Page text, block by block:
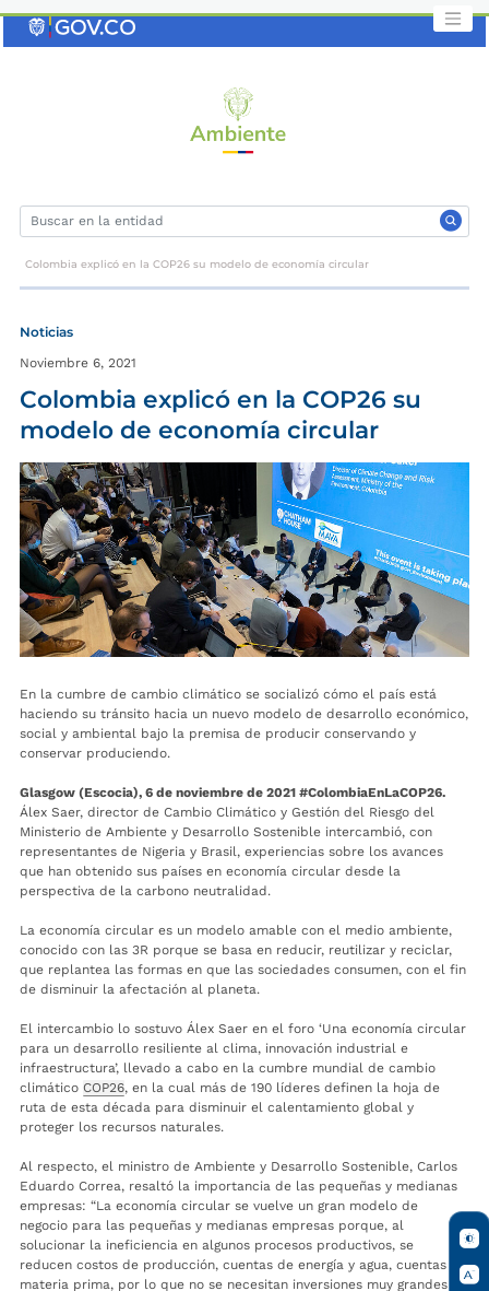
Colombia explicó en la COP26 su modelo de economía circular
Noticias
Noviembre 6, 2021
Colombia explicó en la COP26 su
modelo de economía circular
En la cumbre de cambio climático se socializó cómo el país está
haciendo su tránsito hacia un nuevo modelo de desarrollo económico,
social y ambiental bajo la premisa de producir conservando y
conservar produciendo.
Glasgow (Escocia), 6 de noviembre de 2021 #ColombiaEnLaCOP26.
Álex Saer, director de Cambio Climático y Gestión del Riesgo del
Ministerio de Ambiente y Desarrollo Sostenible intercambió, con
representantes de Nigeria y Brasil, experiencias sobre los avances
que han obtenido sus países en economía circular desde la
perspectiva de la carbono neutralidad.
La economía circular es un modelo amable con el medio ambiente,
conocido con las 3R porque se basa en reducir, reutilizar y reciclar,
que replantea las formas en que las sociedades consumen, con el fin
de disminuir la afectación al planeta.
El intercambio lo sostuvo Álex Saer en el foro ‘Una economía circular
para un desarrollo resiliente al clima, innovación industrial e
infraestructura’, llevado a cabo en la cumbre mundial de cambio
climático COP26, en la cual más de 190 líderes definen la hoja de
ruta de esta década para disminuir el calentamiento global y
proteger los recursos naturales.
Al respecto, el ministro de Ambiente y Desarrollo Sostenible, Carlos
Eduardo Correa, resaltó la importancia de las pequeñas y medianas
empresas: “La economía circular se vuelve un gran modelo de
negocio para las pequeñas y medianas empresas porque, al
solucionar la ineficiencia en algunos procesos productivos, se
reducen costos de producción, cuentas de energía y agua, cuentas de
materia prima, por lo que no se necesitan inversiones muy grandes ni